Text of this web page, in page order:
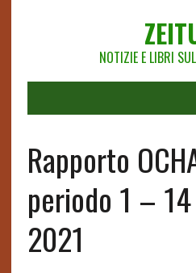
NOTIZIE E LIBRI
Rapporto
periodo 1 –
2021